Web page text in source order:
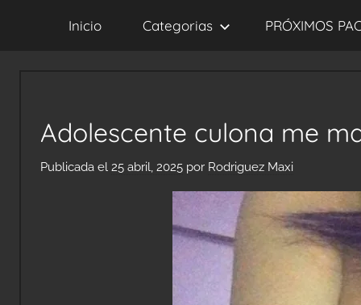
Inicio Categorias PRÓXIMOS
Adolescente culona me
Publicada el 25 abril, 2025 por Rodriguez Maxi